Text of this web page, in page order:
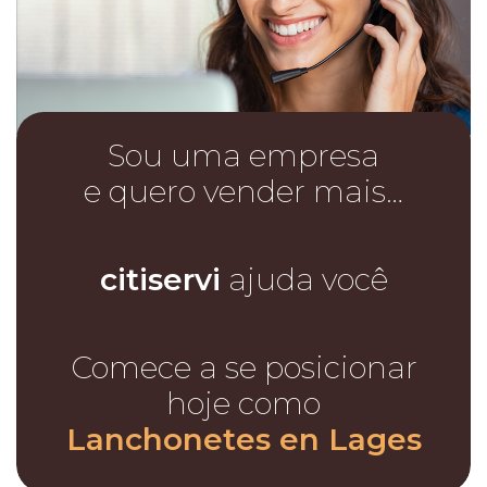
Sou uma empresa
e quero vender mais…
citiservi ajuda você
Comece a se posicionar
hoje como
Lanchonetes en Lages